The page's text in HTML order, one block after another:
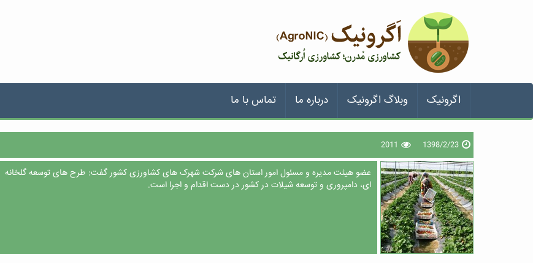
اگرونیک وبلاگ اگرونیک درباره ما تماس با ما
1398/2/23
2011
عضو هیئت مدیره و مسئول امور استان های شرکت شهرک های کشاورزی کشور گفت: طرح های توسعه گلخانه
ای، دامپروری و توسعه شیلات در کشور در دست اقدام و اجرا است.